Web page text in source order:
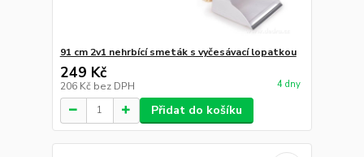
91 cm 2v1 nehrbící smeták s vyčesávací lopatkou
249 Kč
206 Kč bez DPH 4 dny
Přidat do košíku